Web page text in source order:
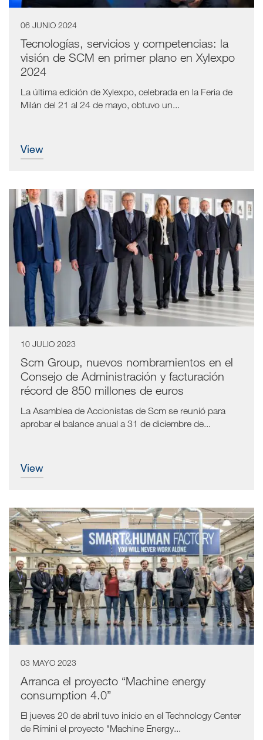
06 JUNIO 2024
Tecnologías, servicios y competencias: la
visión de SCM en primer plano en Xylexpo
2024
La última edición de Xylexpo, celebrada en la Feria de
Milán del 21 al 24 de mayo, obtuvo un...
view
10 JULIO 2023
Scm Group, nuevos nombramientos en el
Consejo de Administración y facturación
récord de 850 millones de euros
La Asamblea de Accionistas de Scm se reunió para
aprobar el balance anual a 31 de diciembre de...
view
03 MAYO 2023
Arranca el proyecto “Machine energy
consumption 4.0”
El jueves 20 de abril tuvo inicio en el Technology Center
de Rímini el proyecto "Machine Energy...